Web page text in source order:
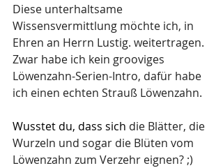
Diese unterhaltsame
Wissensvermittlung möchte ich, in
Ehren an Herrn Lustig. weitertragen.
Zwar habe ich kein grooviges
Löwenzahn-Serien-Intro, dafür habe
ich einen echten Strauß Löwenzahn.
Wusstet du, dass sich die Blätter, die
Wurzeln und sogar die Blüten vom
Löwenzahn zum Verzehr eignen? ;)